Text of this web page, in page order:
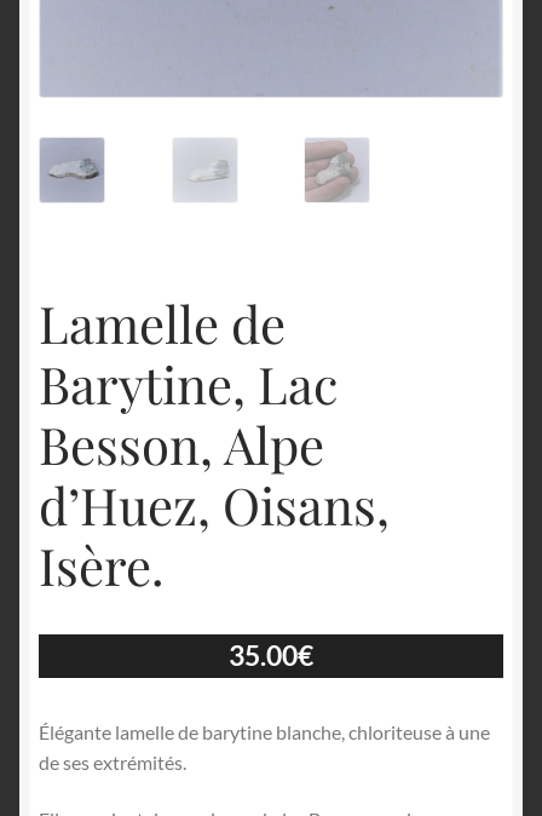
Lamelle de
Barytine, Lac
Besson, Alpe
d’Huez, Oisans,
Isère.
35.00€
Élégante lamelle de barytine blanche, chloriteuse à une
de ses extrémités.